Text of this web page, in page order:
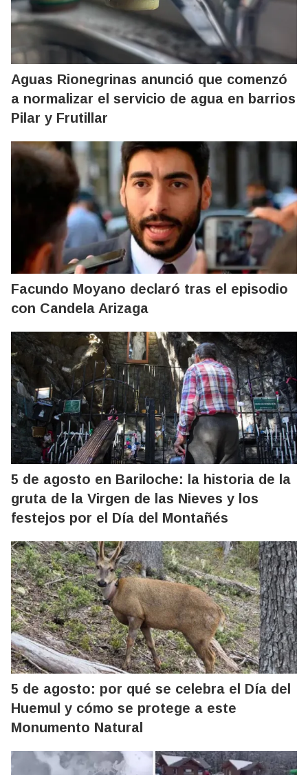
Aguas Rionegrinas anunció que comenzó
a normalizar el servicio de agua en barrios
Pilar y Frutillar
Facundo Moyano declaró tras el episodio
con Candela Arizaga
5 de agosto en Bariloche: la historia de la
gruta de la Virgen de las Nieves y los
festejos por el Día del Montañés
5 de agosto: por qué se celebra el Día del
Huemul y cómo se protege a este
Monumento Natural